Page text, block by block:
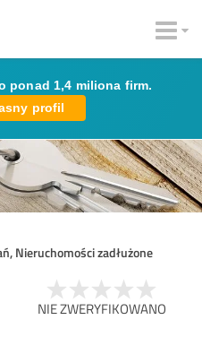
ponad 1,4 miliona firm.
profil
Nieruchomości zadłużone
NIE ZWERYFIKOWANO